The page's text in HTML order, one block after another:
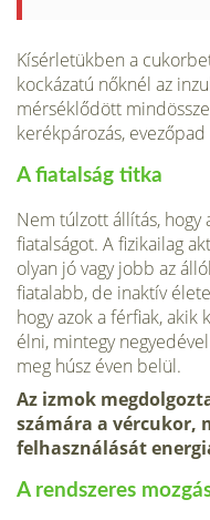
Kísérletükben a
kockázatú nőknél az
mérséklődött
kerékpározás,
A fiatalság titka
Nem túlzott állítás, hogy
fiatalságot. A fizikailag
olyan jó vagy jobb az
fiatalabb, de inaktív
hogy azok a férfiak,
élni, mintegy
meg húsz éven belül.
Az izmok
számára a vércukor,
felhasználását
A rendszeres